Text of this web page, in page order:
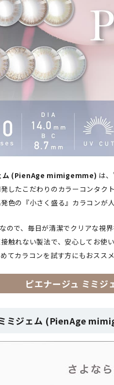
ム (PienAge mimigemme) は
したこだわりのカラーコンタク
色の『小さく盛る』カラコンが人
ので、毎日が清潔でクリアな視
触れない製法で、安心してお使
てカラコンを試す方にもおススメ
ピエナージュ ミミジ
ミジェム (PienAge